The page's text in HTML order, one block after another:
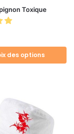
Toxique
des options